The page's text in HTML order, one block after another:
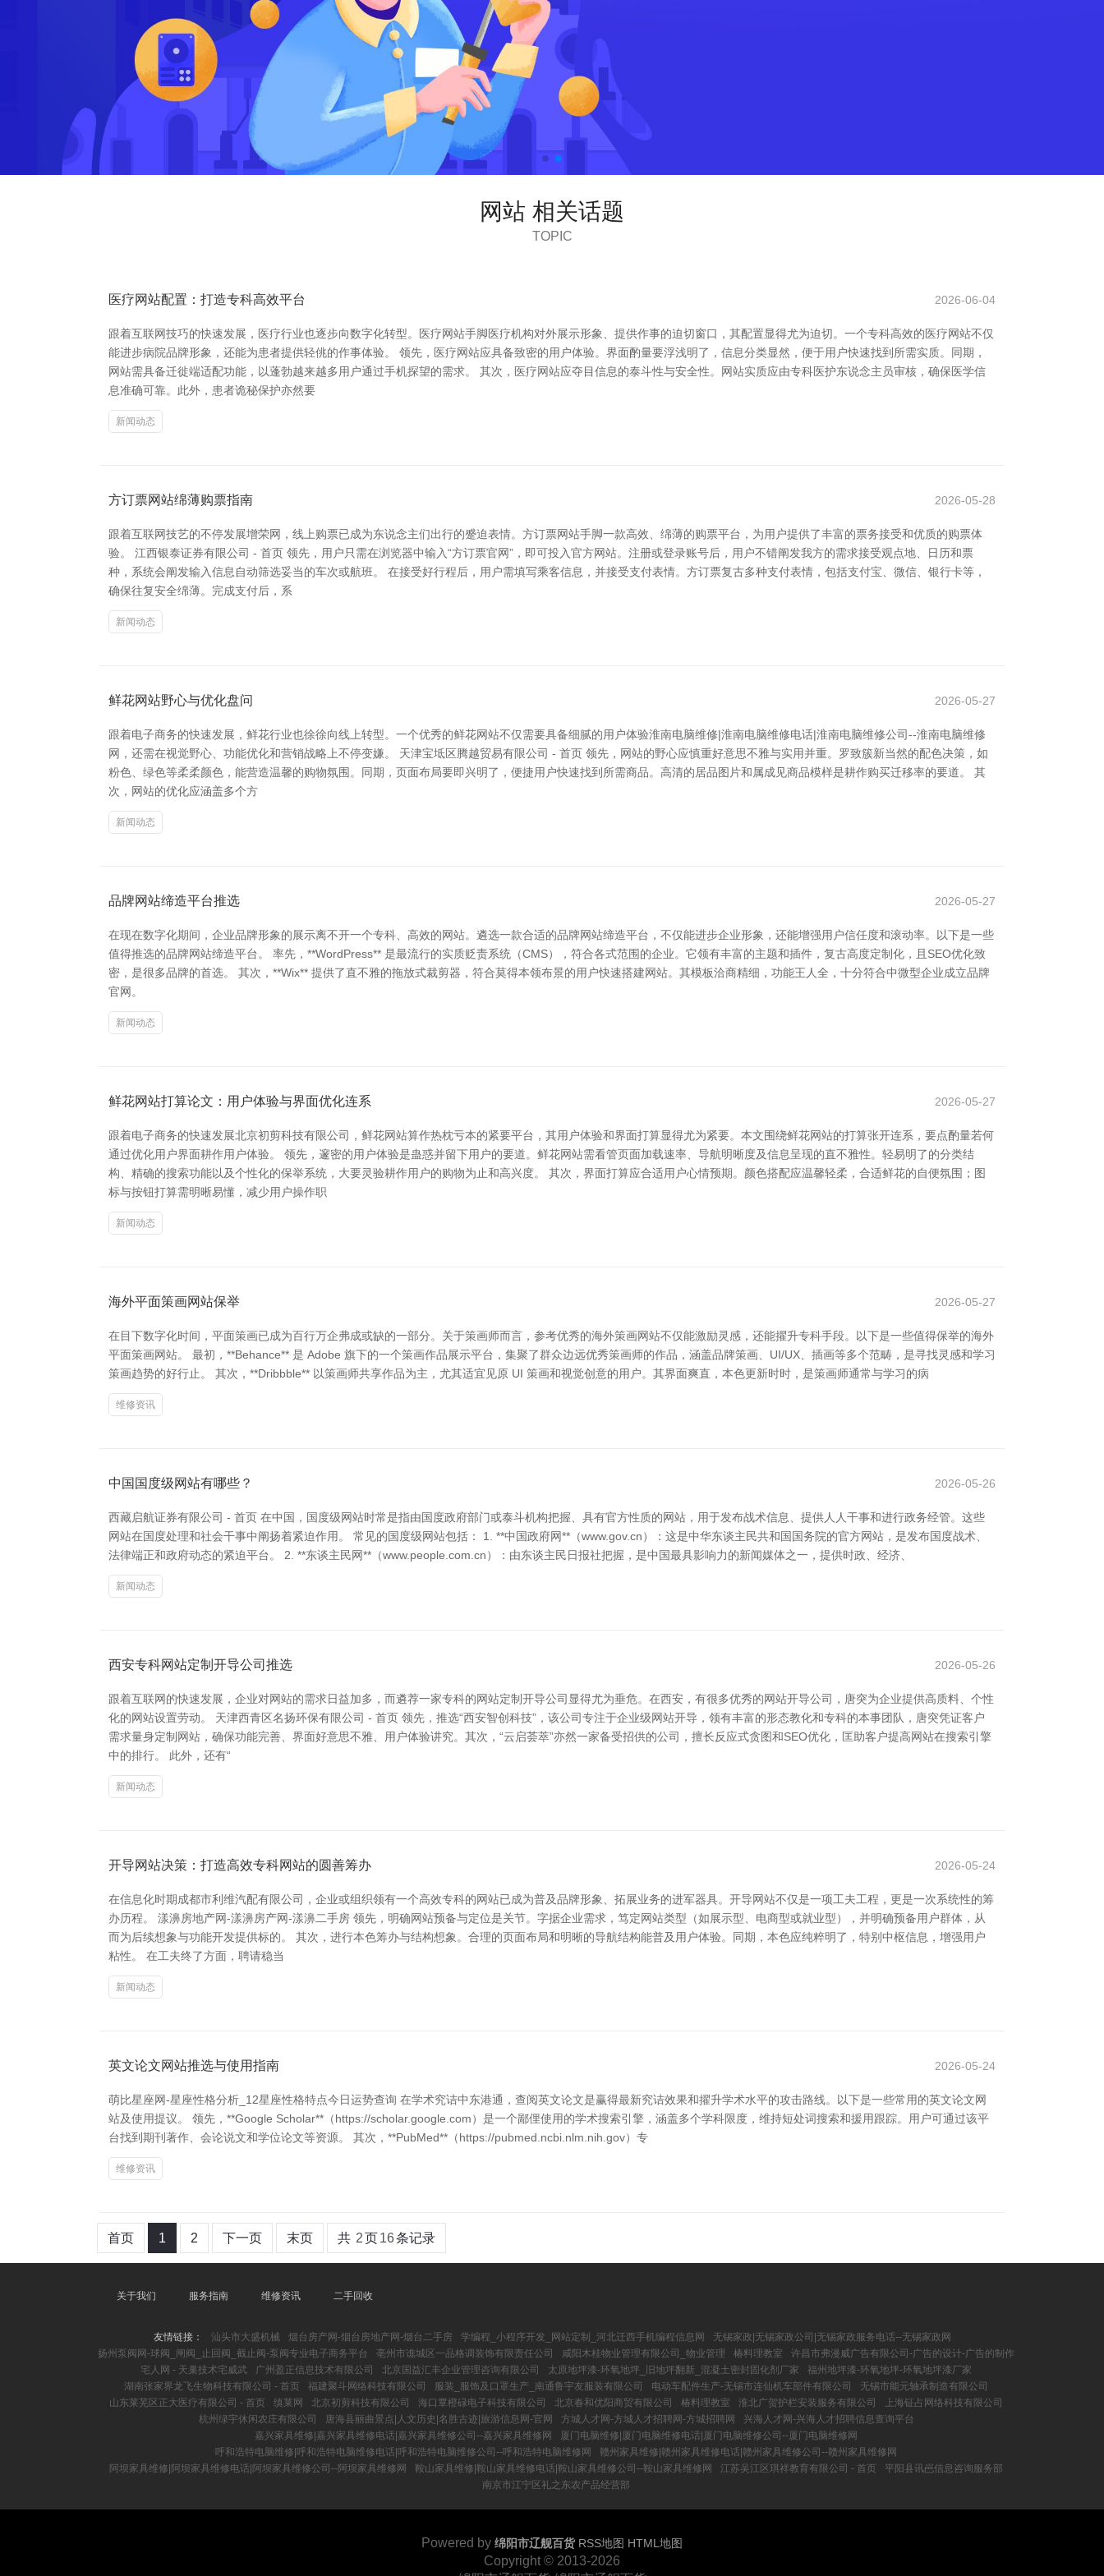
网站 相关话题
TOPIC
医疗网站配置：打造专科高效平台 2026-06-04
跟着互联网技巧的快速发展，医疗行业也逐步向数字化转型。医疗网站手脚医疗机构对外展示形象、提供作事的迫切窗口，其配置显得尤为迫切。一个专科高效的医疗网站不仅
能进步病院品牌形象，还能为患者提供轻佻的作事体验。 领先，医疗网站应具备致密的用户体验。界面酌量要浮浅明了，信息分类显然，便于用户快速找到所需实质。同期，
网站需具备迁徙端适配功能，以蓬勃越来越多用户通过手机探望的需求。 其次，医疗网站应夺目信息的泰斗性与安全性。网站实质应由专科医护东说念主员审核，确保医学信
息准确可靠。此外，患者诡秘保护亦然要
新闻动态
方订票网站绵薄购票指南 2026-05-28
跟着互联网技艺的不停发展增荣网，线上购票已成为东说念主们出行的蹙迫表情。方订票网站手脚一款高效、绵薄的购票平台，为用户提供了丰富的票务接受和优质的购票体
验。 江西银泰证券有限公司 - 首页 领先，用户只需在浏览器中输入“方订票官网”，即可投入官方网站。注册或登录账号后，用户不错阐发我方的需求接受观点地、日历和票
种，系统会阐发输入信息自动筛选妥当的车次或航班。 在接受好行程后，用户需填写乘客信息，并接受支付表情。方订票复古多种支付表情，包括支付宝、微信、银行卡等，
确保往复安全绵薄。完成支付后，系
新闻动态
鲜花网站野心与优化盘问 2026-05-27
跟着电子商务的快速发展，鲜花行业也徐徐向线上转型。一个优秀的鲜花网站不仅需要具备细腻的用户体验淮南电脑维修|淮南电脑维修电话|淮南电脑维修公司--淮南电脑维修
网，还需在视觉野心、功能优化和营销战略上不停变嫌。 天津宝坻区腾越贸易有限公司 - 首页 领先，网站的野心应慎重好意思不雅与实用并重。罗致簇新当然的配色决策，如
粉色、绿色等柔柔颜色，能营造温馨的购物氛围。同期，页面布局要即兴明了，便捷用户快速找到所需商品。高清的居品图片和属成见商品模样是耕作购买迁移率的要道。 其
次，网站的优化应涵盖多个方
新闻动态
品牌网站缔造平台推选 2026-05-27
在现在数字化期间，企业品牌形象的展示离不开一个专科、高效的网站。遴选一款合适的品牌网站缔造平台，不仅能进步企业形象，还能增强用户信任度和滚动率。以下是一些
值得推选的品牌网站缔造平台。 率先，**WordPress** 是最流行的实质贬责系统（CMS），符合各式范围的企业。它领有丰富的主题和插件，复古高度定制化，且SEO优化致
密，是很多品牌的首选。 其次，**Wix** 提供了直不雅的拖放式裁剪器，符合莫得本领布景的用户快速搭建网站。其模板洽商精细，功能王人全，十分符合中微型企业成立品牌
官网。
新闻动态
鲜花网站打算论文：用户体验与界面优化连系 2026-05-27
跟着电子商务的快速发展北京初剪科技有限公司，鲜花网站算作热枕亏本的紧要平台，其用户体验和界面打算显得尤为紧要。本文围绕鲜花网站的打算张开连系，要点酌量若何
通过优化用户界面耕作用户体验。 领先，邃密的用户体验是蛊惑并留下用户的要道。鲜花网站需看管页面加载速率、导航明晰度及信息呈现的直不雅性。轻易明了的分类结
构、精确的搜索功能以及个性化的保举系统，大要灵验耕作用户的购物为止和高兴度。 其次，界面打算应合适用户心情预期。颜色搭配应温馨轻柔，合适鲜花的自便氛围；图
标与按钮打算需明晰易懂，减少用户操作职
新闻动态
海外平面策画网站保举 2026-05-27
在目下数字化时间，平面策画已成为百行万企弗成或缺的一部分。关于策画师而言，参考优秀的海外策画网站不仅能激励灵感，还能擢升专科手段。以下是一些值得保举的海外
平面策画网站。 最初，**Behance** 是 Adobe 旗下的一个策画作品展示平台，集聚了群众边远优秀策画师的作品，涵盖品牌策画、UI/UX、插画等多个范畴，是寻找灵感和学习
策画趋势的好行止。 其次，**Dribbble** 以策画师共享作品为主，尤其适宜见原 UI 策画和视觉创意的用户。其界面爽直，本色更新时时，是策画师通常与学习的病
维修资讯
中国国度级网站有哪些？ 2026-05-26
西藏启航证券有限公司 - 首页 在中国，国度级网站时常是指由国度政府部门或泰斗机构把握、具有官方性质的网站，用于发布战术信息、提供人人干事和进行政务经管。这些
网站在国度处理和社会干事中阐扬着紧迫作用。 常见的国度级网站包括： 1. **中国政府网**（www.gov.cn）：这是中华东谈主民共和国国务院的官方网站，是发布国度战术、
法律端正和政府动态的紧迫平台。 2. **东谈主民网**（www.people.com.cn）：由东谈主民日报社把握，是中国最具影响力的新闻媒体之一，提供时政、经济、
新闻动态
西安专科网站定制开导公司推选 2026-05-26
跟着互联网的快速发展，企业对网站的需求日益加多，而遴荐一家专科的网站定制开导公司显得尤为垂危。在西安，有很多优秀的网站开导公司，唐突为企业提供高质料、个性
化的网站设置劳动。 天津西青区名扬环保有限公司 - 首页 领先，推选“西安智创科技”，该公司专注于企业级网站开导，领有丰富的形态教化和专科的本事团队，唐突凭证客户
需求量身定制网站，确保功能完善、界面好意思不雅、用户体验讲究。其次，“云启荟萃”亦然一家备受招供的公司，擅长反应式贪图和SEO优化，匡助客户提高网站在搜索引擎
中的排行。 此外，还有“
新闻动态
开导网站决策：打造高效专科网站的圆善筹办 2026-05-24
在信息化时期成都市利维汽配有限公司，企业或组织领有一个高效专科的网站已成为普及品牌形象、拓展业务的进军器具。开导网站不仅是一项工夫工程，更是一次系统性的筹
办历程。 漾濞房地产网-漾濞房产网-漾濞二手房 领先，明确网站预备与定位是关节。字据企业需求，笃定网站类型（如展示型、电商型或就业型），并明确预备用户群体，从
而为后续想象与功能开发提供标的。 其次，进行本色筹办与结构想象。合理的页面布局和明晰的导航结构能普及用户体验。同期，本色应纯粹明了，特别中枢信息，增强用户
粘性。 在工夫终了方面，聘请稳当
新闻动态
英文论文网站推选与使用指南 2026-05-24
萌比星座网-星座性格分析_12星座性格特点今日运势查询 在学术究诘中东港通，查阅英文论文是赢得最新究诘效果和擢升学术水平的攻击路线。以下是一些常用的英文论文网
站及使用提议。 领先，**Google Scholar**（https://scholar.google.com）是一个鄙俚使用的学术搜索引擎，涵盖多个学科限度，维持短处词搜索和援用跟踪。用户可通过该平
台找到期刊著作、会论说文和学位论文等资源。 其次，**PubMed**（https://pubmed.ncbi.nlm.nih.gov）专
维修资讯
首页 1 2 下一页 末页 共 2页16条记录
关于我们 服务指南 维修资讯 二手回收
友情链接： 汕头市大盛机械 烟台房产网-烟台房地产网-烟台二手房 学编程_小程序开发_网站定制_河北迁西手机编程信息网
无锡家政|无锡家政公司|无锡家政服务电话--无锡家政网
扬州泵阀网-球阀_闸阀_止回阀_截止阀-泵阀专业电子商务平台
亳州市谯城区一品格调装饰有限责任公司 咸阳木桂物业管理有限公司_物业管理 椿料理教室
许昌市弗漫威广告有限公司-广告的设计-广告的制作
宅人网 - 天巢技术宅威武
广州盈正信息技术有限公司 北京国益汇丰企业管理咨询有限公司 太原地坪漆-环氧地坪_旧地坪翻新_混凝土密封固化剂厂家
福州地坪漆-环氧地坪-环氧地坪漆厂家
湖南张家界龙飞生物科技有限公司 - 首页
福建聚斗网络科技有限公司 服装_服饰及口罩生产_南通鲁宇友服装有限公司 电动车配件生产-无锡市连仙机车部件有限公司
无锡市能元轴承制造有限公司
山东莱芜区正大医疗有限公司 - 首页
缜莱网 北京初剪科技有限公司 海口覃橙碌电子科技有限公司 北京春和优阳商贸有限公司 椿料理教室 淮北广贺护栏安装服务有限公司
上海钲占网络科技有限公司
杭州绿宇休闲农庄有限公司
唐海县丽曲景点|人文历史|名胜古迹|旅游信息网-官网 方城人才网-方城人才招聘网-方城招聘网
兴海人才网-兴海人才招聘信息查询平台
嘉兴家具维修|嘉兴家具维修电话|嘉兴家具维修公司--嘉兴家具维修网
厦门电脑维修|厦门电脑维修电话|厦门电脑维修公司--厦门电脑维修网
呼和浩特电脑维修|呼和浩特电脑维修电话|呼和浩特电脑维修公司--呼和浩特电脑维修网
赣州家具维修|赣州家具维修电话|赣州家具维修公司--赣州家具维修网
阿坝家具维修|阿坝家具维修电话|阿坝家具维修公司--阿坝家具维修网
鞍山家具维修|鞍山家具维修电话|鞍山家具维修公司--鞍山家具维修网 江苏吴江区琪祥教育有限公司 - 首页
平阳县讯岜信息咨询服务部
南京市江宁区礼之东农产品经营部
Powered by 绵阳市辽舰百货 RSS地图 HTML地图
Copyright © 2013-2026